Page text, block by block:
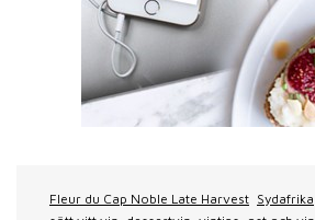
Fleur du Cap Noble Late Harvest Sydafrika